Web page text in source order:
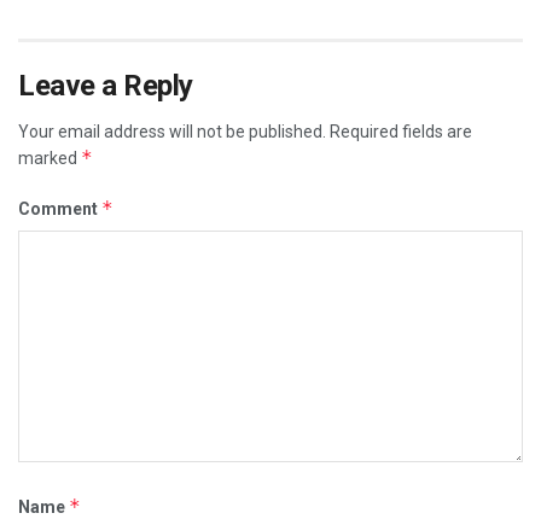
Leave a Reply
Your email address will not be published.
Required fields are
marked *
Comment *
Name *